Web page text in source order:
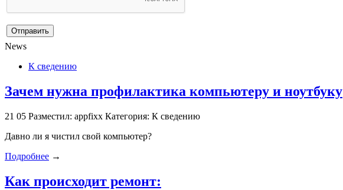
News
К сведению
Зачем нужна профилактика компьютеру и ноутбуку
21 05 Разместил: appfixx Категория: К сведению
Давно ли я чистил свой компьютер?
Подробнее →
Как происходит ремонт: